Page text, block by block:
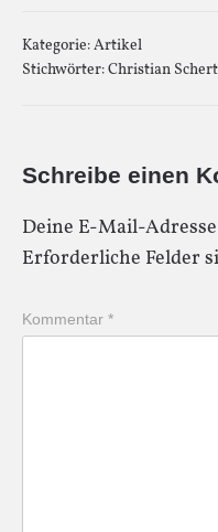
Kategorie:Artikel
Stichwörter:Christian
Schreibe einen
Deine E-Mail-
Erforderliche Felder
Kommentar *